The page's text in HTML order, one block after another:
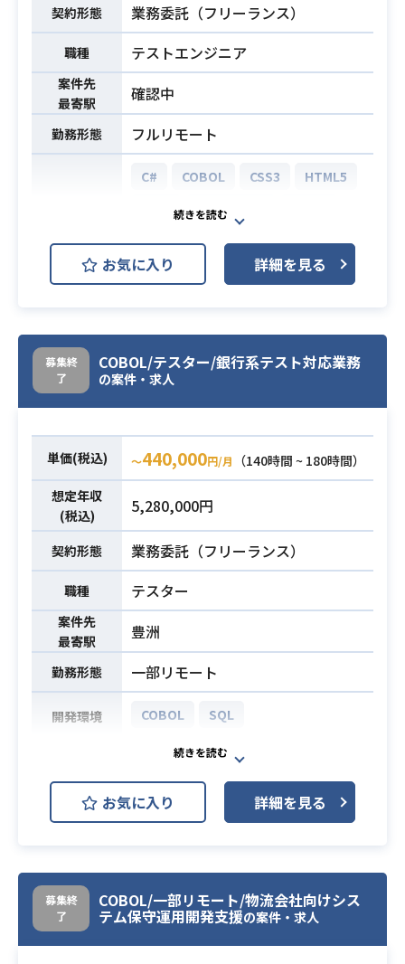
契約形態 業務委託（フリーランス）
職種 テストエンジニア
案件先
最寄駅
確認中
勤務形態 フルリモート
開発環境
C# COBOL CSS3
HTML5
JavaScript
Objective-C
Perl
PHP
Python
Scala
業務内容
・システム導入時のテスト内容のア
・テスト統制/推進
・テスト自動化ツール導入支援（※
システムやアプリのテストを想定）
・品質管理支援
・アセスメント内容やテストツール
の調査、検証作業等
必須スキル
・以下、開発言語の中で1つ以上の言
語において独力で開発業務を遂行し
た経験または指導した経験
Java／C／C＋＋／C#／VB.NET／VB
A／Go／R／Julia／Scala／Haskell／
COBOL／JavaScript／TypeScript／
Python／PHP／Ruby／Perl／Objec
tive-c／
SS／markdown／markdown／Ascii
Doc／PlantUML／SQL／Bash／Po
務を遂行した経験または指導した経
お気に入り 詳細を見る
募集終
了
COBOL/テスター/銀行系テスト対応業務
の案件・求人
単価(税込) 〜440,000円/月
（140時間 ~ 180時間）
想定年収
(税込)
5,280,000円
契約形態 業務委託（フリーランス）
職種 テスター
案件先
最寄駅
豊洲
勤務形態 一部リモート
開発環境 COBOL SQL
業務内容
・テスト工程に従い、テストしなが
らバグ出し・品質向上
・リーダーの指示に従い作業
・COBOL、SQLの経験
必須スキル
・テスト工程に従い、テストしなが
らバグ出し・品質向上
・COBOL、SQLの経験
お気に入り 詳細を見る
募集終
了
COBOL/一部リモート/物流会社向けシス
テム保守運用開発支援の案件・求人